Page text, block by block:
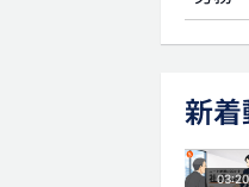
新着
03:20